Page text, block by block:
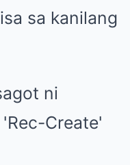
sa kanilang